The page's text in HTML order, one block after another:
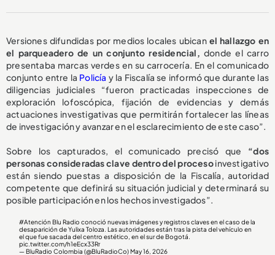
Versiones difundidas por medios locales ubican el hallazgo en
el parqueadero de un conjunto residencial,donde el carro
presentaba marcas verdes en su carrocería. En el comunicado
conjunto entre la Policía y la Fiscalía se informó que durante las
diligencias judiciales “fueron practicadas inspecciones de
exploración lofoscópica, fijación de evidencias y demás
actuaciones investigativas que permitirán fortalecer las líneas
de investigación y avanzar en el esclarecimiento de este caso”.
Sobre los capturados, el comunicado precisó que “dos
personas consideradas clave dentro del procesoinvestigativo
están siendo puestas a disposición de la Fiscalía, autoridad
competente que definirá su situación judicial y determinará su
posible participación en los hechos investigados”.
#Atención Blu Radio conoció nuevas imágenes y registros claves en el caso de la
desaparición de Yulixa Toloza. Las autoridades están tras la pista del vehículo en
el que fue sacada del centro estético, en el sur de Bogotá.
pic.twitter.com/h1eEcx33Rr
— BluRadio Colombia (@BluRadioCo)May 16, 2026